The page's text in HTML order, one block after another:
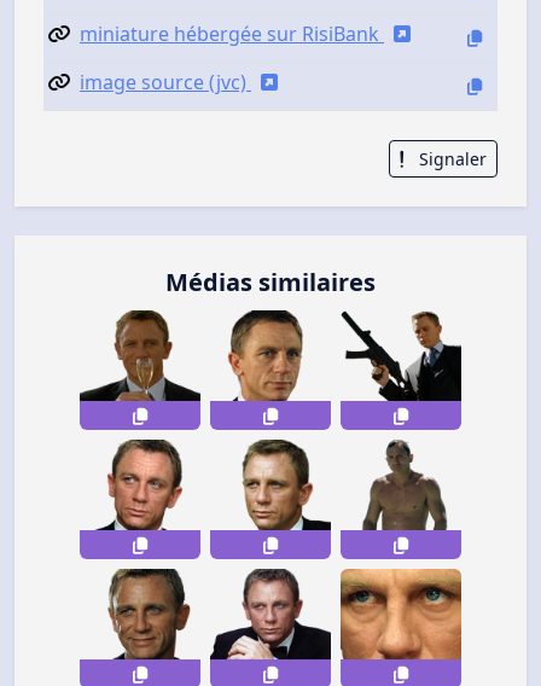
miniature hébergée sur RisiBank
image source (jvc)
Signaler
Médias similaires